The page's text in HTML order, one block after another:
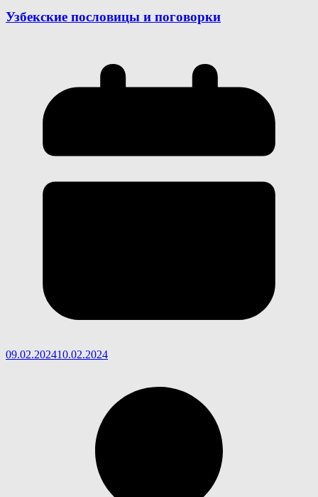
Узбекские пословицы и поговорки
09.02.202410.02.2024